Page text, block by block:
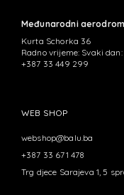
Međunarodni
Kurta Schorka 36
Radno vrijeme: Svaki
+387 33 449 299
WEB SHOP
webshop@balu.ba
+387 33 671 478
Trg djece Sarajeva 1, 5